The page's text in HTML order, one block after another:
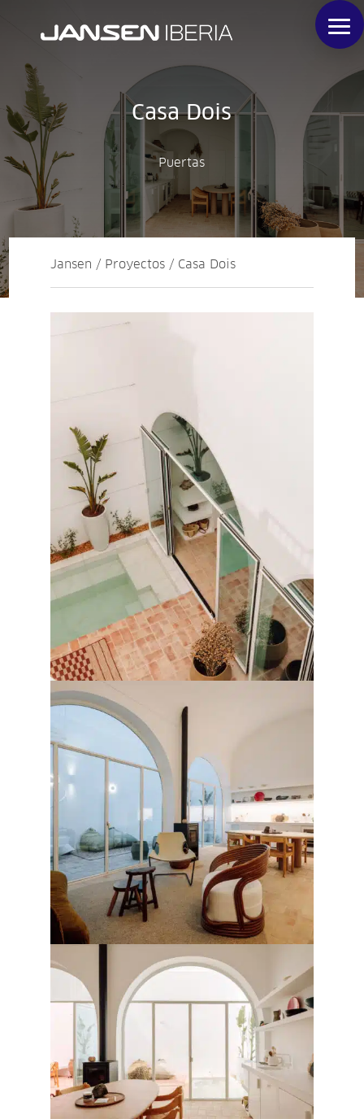
Casa Dois
Puertas
Jansen / Proyectos / Casa Dois